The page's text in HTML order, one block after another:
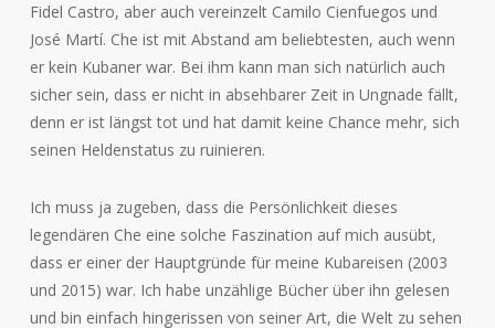
Fidel Castro, aber auch vereinzelt Camilo Cienfuegos und
José Martí. Che ist mit Abstand am beliebtesten, auch wenn
er kein Kubaner war. Bei ihm kann man sich natürlich auch
sicher sein, dass er nicht in absehbarer Zeit in Ungnade fällt,
denn er ist längst tot und hat damit keine Chance mehr, sich
seinen Heldenstatus zu ruinieren.
Ich muss ja zugeben, dass die Persönlichkeit dieses
legendären Che eine solche Faszination auf mich ausübt,
dass er einer der Hauptgründe für meine Kubareisen (2003
und 2015) war. Ich habe unzählige Bücher über ihn gelesen
und bin einfach hingerissen von seiner Art, die Welt zu sehen